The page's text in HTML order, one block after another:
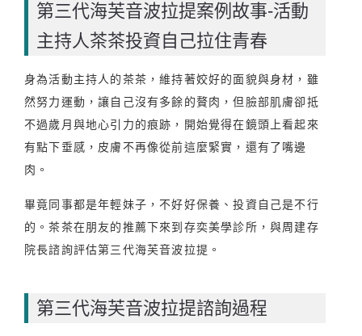
第三代海芙音波拉提案例故事-活動
主持人茶茶投資自己拉住青春
身為活動主持人的茶茶，維持著姣好的面貌與身材，雖
然努力運動，讓自己沒有多餘的贅肉，但臉部肌膚卻抵
不過歲月與地心引力的痕跡，開始覺得在鏡頭上看起來
有點下垂感，皮膚不再像從前這麼緊實，還有了嘴邊
肉。
畢竟同事都是年輕妹子，不好好保養、投資自己是不行
的。茶茶在朋友的推薦下來到存奕美學診所，與周建存
院長諮詢評估第三代海芙音波拉提。
第三代海芙音波拉提諮詢過程